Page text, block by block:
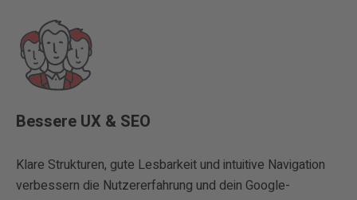
Bessere UX & SEO
Klare Strukturen, gute Lesbarkeit und intuitive Navigation
verbessern die Nutzererfahrung und dein Google-